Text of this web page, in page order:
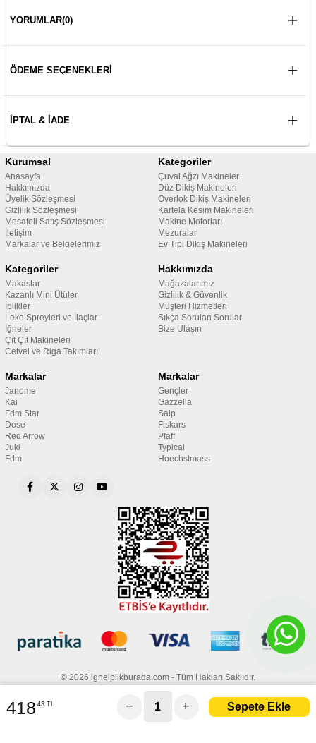
YORUMLAR(0)
ÖDEME SEÇENEKLERI
İPTAL & İADE
Kurumsal
Anasayfa
Hakkımızda
Üyelik Sözleşmesi
Gizlilik Sözleşmesi
Mesafeli Satış Sözleşmesi
İletişim
Markalar ve Belgelerimiz
Kategoriler
Çuval Ağzı Makineler
Düz Dikiş Makineleri
Overlok Dikiş Makineleri
Kartela Kesim Makineleri
Makine Motorları
Mezuralar
Ev Tipi Dikiş Makineleri
Kategoriler
Makaslar
Kazanlı Mini Ütüler
İplikler
Leke Spreyleri ve İlaçlar
İğneler
Çıt Çıt Makineleri
Cetvel ve Riga Takımları
Hakkımızda
Mağazalarımız
Gizlilik & Güvenlik
Müşteri Hizmetleri
Sıkça Sorulan Sorular
Bize Ulaşın
Markalar
Janome
Kai
Fdm Star
Dose
Red Arrow
Juki
Fdm
Markalar
Gençler
Gazzella
Saip
Fiskars
Pfaff
Typical
Hoechstmass
© 2026 igneiplikburada.com - Tüm Hakları Saklıdır.
418 43 TL − +